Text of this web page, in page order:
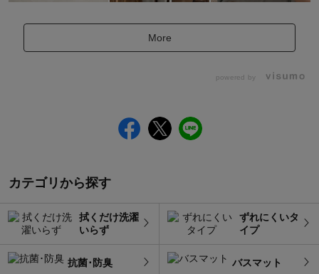
More
powered by
カテゴリから探す
拭くだけ洗濯
いらず
ずれにくいタ
イプ
抗菌･防臭 バスマット